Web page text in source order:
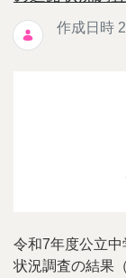
作成日時
令和7年度公立
状況調査の結果